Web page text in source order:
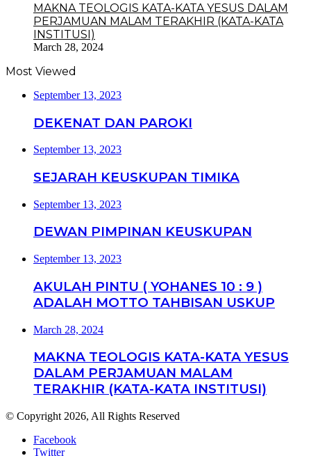
MAKNA TEOLOGIS KATA-KATA YESUS DALAM
PERJAMUAN MALAM TERAKHIR (KATA-KATA
INSTITUSI)
March 28, 2024
Most Viewed
September 13, 2023
DEKENAT DAN PAROKI
September 13, 2023
SEJARAH KEUSKUPAN TIMIKA
September 13, 2023
DEWAN PIMPINAN KEUSKUPAN
September 13, 2023
AKULAH PINTU ( YOHANES 10 : 9 )
ADALAH MOTTO TAHBISAN USKUP
March 28, 2024
MAKNA TEOLOGIS KATA-KATA YESUS
DALAM PERJAMUAN MALAM
TERAKHIR (KATA-KATA INSTITUSI)
© Copyright 2026, All Rights Reserved
Facebook
Twitter